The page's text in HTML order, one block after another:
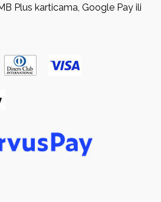
Plus karticama, Google Pay ili